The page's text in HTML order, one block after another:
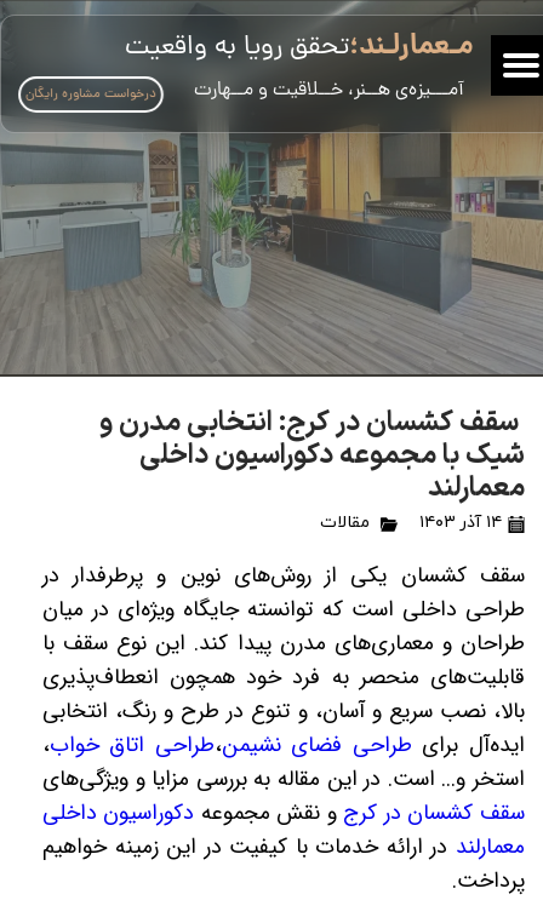
​آمـــیزه‌ی هــنر، خــلاقیت و مــهارت
مـعمارلـند؛تحقق رویا به واقعیت
درخواست مشاوره رایگان
سقف کشسان در کرج: انتخابی مدرن و
شیک با مجموعه دکوراسیون داخلی
معمارلند
۱۴ آذر ۱۴۰۳ مقالات
سقف کشسان یکی از روش‌های نوین و پرطرفدار در
طراحی داخلی است که توانسته جایگاه ویژه‌ای در میان
طراحان و معماری‌های مدرن پیدا کند. این نوع سقف با
قابلیت‌های منحصر به فرد خود همچون انعطاف‌پذیری
بالا، نصب سریع و آسان، و تنوع در طرح و رنگ، انتخابی
ایده‌آل برای طراحی فضای نشیمن،طراحی اتاق خواب،
استخر و... است. در این مقاله به بررسی مزایا و ویژگی‌های
سقف کشسان در کرج و نقش مجموعه دکوراسیون داخلی
معمارلند در ارائه خدمات با کیفیت در این زمینه خواهیم
پرداخت.